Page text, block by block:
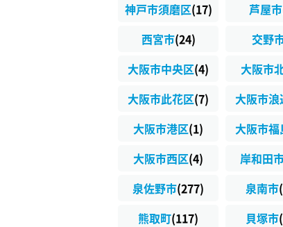
神戸市須磨区(17) 芦屋市
西宮市(24) 交野
大阪市中央区(4) 大阪市
大阪市此花区(7) 大阪市浪
大阪市港区(1) 大阪市福
大阪市西区(4) 岸和田
泉佐野市(277) 泉南市
熊取町(117) 貝塚市